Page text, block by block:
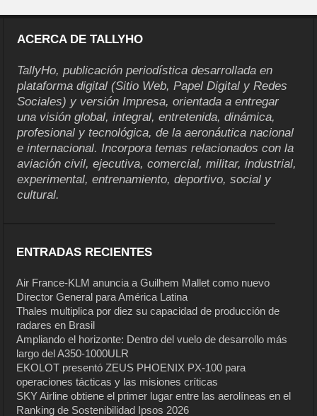
ACERCA DE TALLYHO
TallyHo, publicación periodística desarrollada en
plataforma digital (Sitio Web, Papel Digital y Redes
Sociales) y versión Impresa, orientada a entregar
una visión global, integral, entretenida, dinámica,
profesional y tecnológica, de la aeronáutica nacional
e internacional. Incorpora temas relacionados con la
aviación civil, ejecutiva, comercial, militar, industrial,
experimental, entrenamiento, deportivo, social y
cultural.
ENTRADAS RECIENTES
Air France-KLM anuncia a Guilhem Mallet como nuevo
Director General para América Latina
Thales multiplica por diez su capacidad de producción de
radares en Brasil
Ampliando el horizonte: Dentro del vuelo de desarrollo más
largo del A350-1000ULR
EKOLOT presentó ZEUS PHOENIX PX-100 para
operaciones tácticas y las misiones críticas
SKY Airline obtiene el primer lugar entre las aerolíneas en el
Ranking de Sostenibilidad Ipsos 2026